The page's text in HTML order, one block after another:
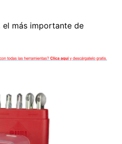
el más importante de